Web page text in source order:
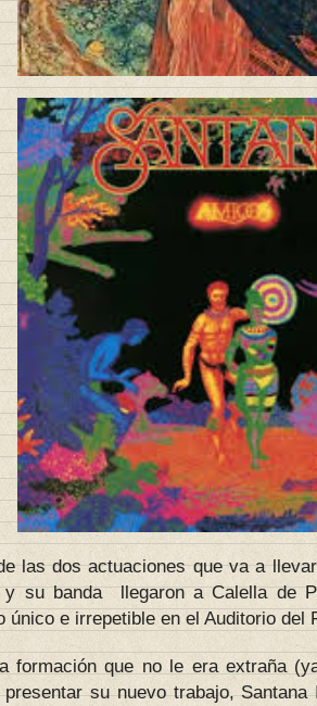
las dos actuaciones que va a
y su banda llegaron a Calella de
único e irrepetible en el Auditorio del
formación que no le era extraña
su nuevo trabajo, Santana